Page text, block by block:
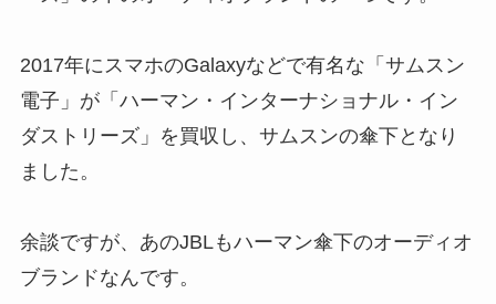
2017年にスマホのGalaxyなどで有名な「サムスン
電子」が「ハーマン・インターナショナル・イン
ダストリーズ」を買収し、サムスンの傘下となり
ました。
余談ですが、あのJBLもハーマン傘下のオーディオ
ブランドなんです。